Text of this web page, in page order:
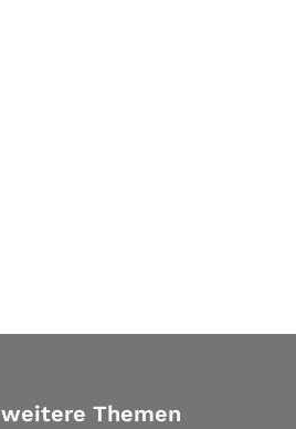
weitere Themen